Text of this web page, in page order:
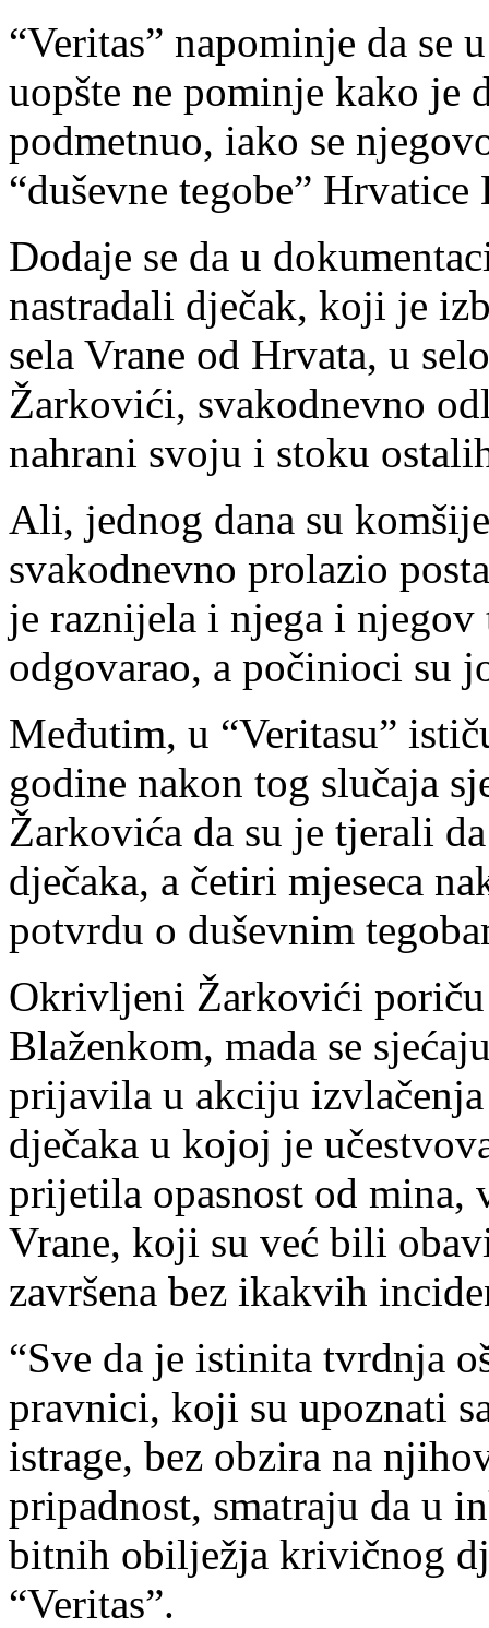
“Veritas” napominje da se
uopšte ne pominje kako je
podmetnuo, iako se
“duševne tegobe” Hrvatice
Dodaje se da u
nastradali dječak, koji je
sela Vrane od Hrvata, u
Žarkovići, svakodnevno
nahrani svoju i stoku
Ali, jednog dana su
svakodnevno prolazio
je raznijela i njega i
odgovarao, a počinioci su
Međutim, u “Veritasu”
godine nakon tog slučaja
Žarkovića da su je tjerali
dječaka, a četiri mjeseca
potvrdu o duševnim
Okrivljeni Žarkovići
Blaženkom, mada se
prijavila u akciju
dječaka u kojoj je
prijetila opasnost od mina,
Vrane, koji su već bili
završena bez ikakvih
“Sve da je istinita tvrdnja
pravnici, koji su upoznati
istrage, bez obzira na
pripadnost, smatraju da u
bitnih obilježja krivičnog
“Veritas”.